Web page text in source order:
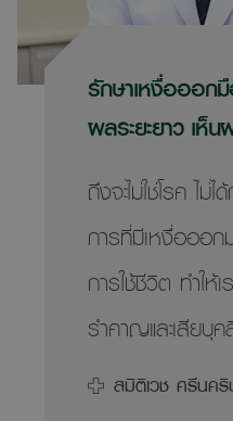
หัวใจ ยาที่ทาน
จะต้องหยุดยาโ
ต้องปรึกษาคุณห
การส่องกล้องล
ติ่งเนื้อแต่ก้อนไ
พร้อมส่งตรวจ ผล
ลำไส้ใหญ่ ทำให้สบา
จบเพียงเท่านี้…. เ
รักษาเหงื่อออก
ผลระยะยาว เห็
ถึงจะไม่ใช่โรค ไ
การที่มีเหงื่อออ
การใช้ชีวิต ทำให้
รำคาญและเสียบุ
ปัญหาที่ปลายเหตุ
สมิติเวช ศรีนค